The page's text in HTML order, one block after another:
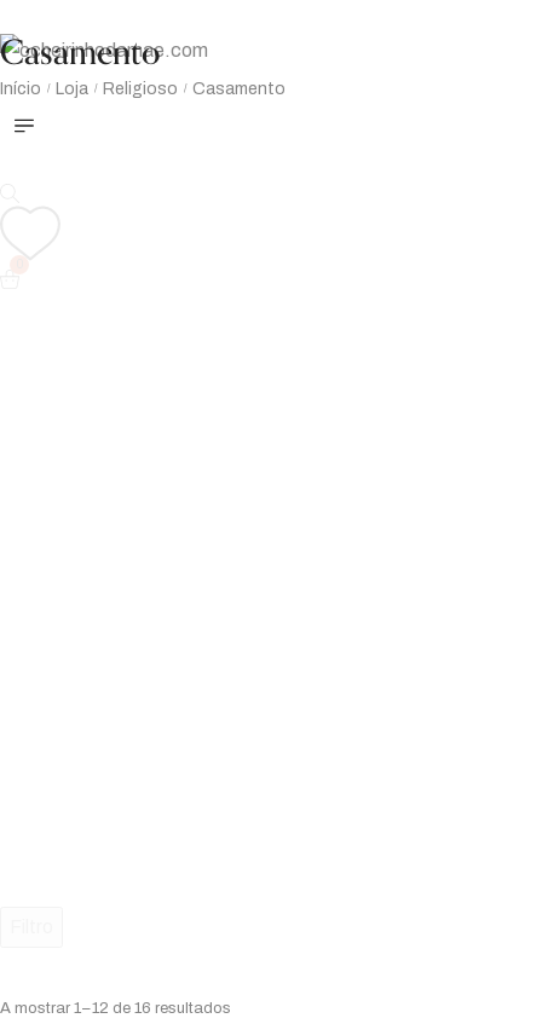
Casamento
Início / Loja / Religioso / Casamento
A mostrar 1–12 de 16 resultados